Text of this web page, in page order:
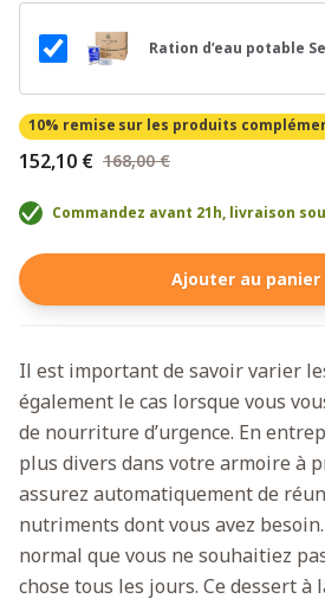
Ration d’eau potable
10% remise sur les produits
152,10 € 168,00 €
Commandez avant 21h, livraison
Ajouter au panier
Il est important de savoir varier
également le cas lorsque vous
de nourriture d’urgence. En
plus divers dans votre armoire à
assurez automatiquement de
nutriments dont vous avez
normal que vous ne souhaitiez
chose tous les jours. Ce dessert à